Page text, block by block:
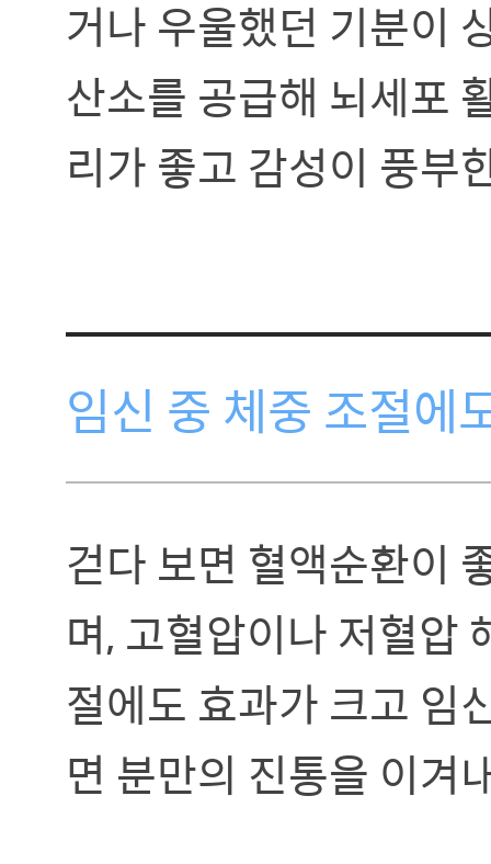
거나 우울했던 기분이
산소를 공급해 뇌세포
리가 좋고 감성이 풍부
임신 중 체중 조절에
걷다 보면 혈액순환이
며, 고혈압이나 저혈압
절에도 효과가 크고 임
면 분만의 진통을 이겨